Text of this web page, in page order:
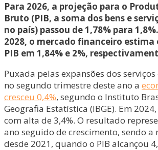
Para 2026, a projeção para o
Bruto (PIB, a soma dos bens e
no país) passou de 1,78% para
2028, o mercado financeiro estima
PIB em 1,84% e 2%,
Puxada pelas expansões dos
no segundo trimestre deste ano a
cresceu 0,4%, segundo o Instituto
Geografia Estatística (IBGE). Em
com alta de 3,4%. O resultado
ano seguido de crescimento, sendo a
desde 2021, quando o PIB alcançou